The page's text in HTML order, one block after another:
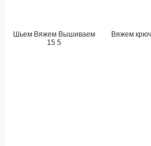
Шьем Вяжем Вышиваем
15 5
Вяжем